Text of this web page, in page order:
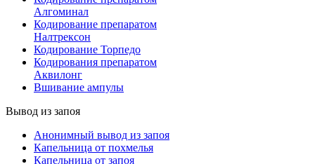
Алгоминал
Кодирование препаратом
Налтрексон
Кодирование Торпедо
Кодирования препаратом
Аквилонг
Вшивание ампулы
Вывод из запоя
Анонимный вывод из запоя
Капельница от похмелья
Капельница от запоя